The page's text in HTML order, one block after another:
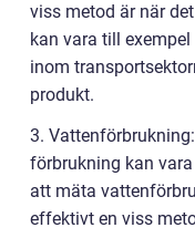
viss metod är när
kan vara till
inom
produkt.
3.
förbrukning kan
att mäta
effektivt en viss